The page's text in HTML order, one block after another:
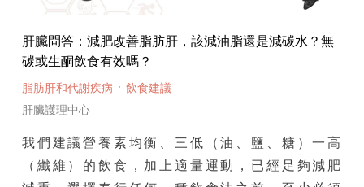
肝臟問答：減肥改善脂肪肝，該減油脂還是減碳水？無
碳或生酮飲食有效嗎？
脂肪肝和代謝疾病 · 飲食建議
肝臟護理中心
我們建議營養素均衡、三低（油、鹽、糖）一高
（纖維）的飲食，加上適量運動，已經足夠減肥